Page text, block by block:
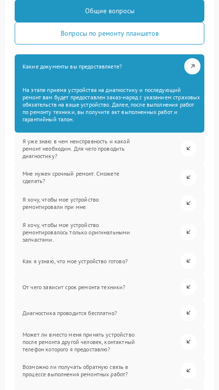
Общие вопросы
Вопросы по ремонту планшетов
Какие документы вы предоставляете?
На этапе приема устройства на диагностику и последующий
ремонт вам будет предоставлен заказ-наряд с указанием страховых
обязательств на ваше устройство. Далее, после выполнения работ
по ремонту техники, вы получите акт выполненных работ и
гарантийный талон.
Я уже знаю в чем неисправность и какой
ремонт необходим. Для чего проводить
диагностику?
Мне нужен срочный ремонт. Сможете
сделать?
Я хочу, чтобы мое устройство
ремонтировали при мне.
Я хочу, чтобы мое устройство
ремонтировалось только оригинальными
запчастями.
Как я узнаю, что мое устройство готово?
От чего зависит срок ремонта техники?
Диагностика проводится бесплатно?
Может ли вместо меня принять устройство
после ремонта другой человек, контактный
телефон которого я предоставлю?
Возможно ли получать обратную связь в
процессе выполнения ремонтных работ?